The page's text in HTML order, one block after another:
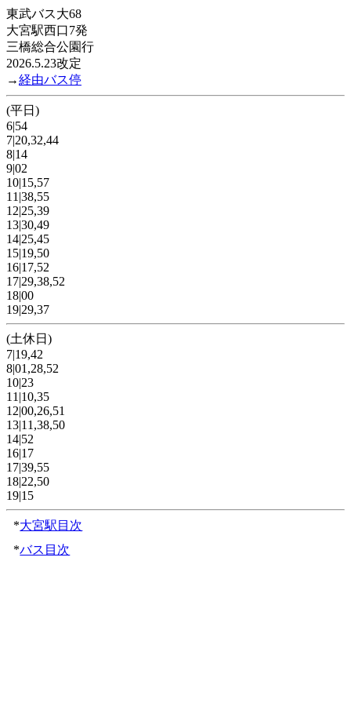
東武バス大68
大宮駅西口7発
三橋総合公園行
2026.5.23改定
→経由バス停
(平日)
6|54
7|20,32,44
8|14
9|02
10|15,57
11|38,55
12|25,39
13|30,49
14|25,45
15|19,50
16|17,52
17|29,38,52
18|00
19|29,37
(土休日)
7|19,42
8|01,28,52
10|23
11|10,35
12|00,26,51
13|11,38,50
14|52
16|17
17|39,55
18|22,50
19|15
*大宮駅目次
*バス目次